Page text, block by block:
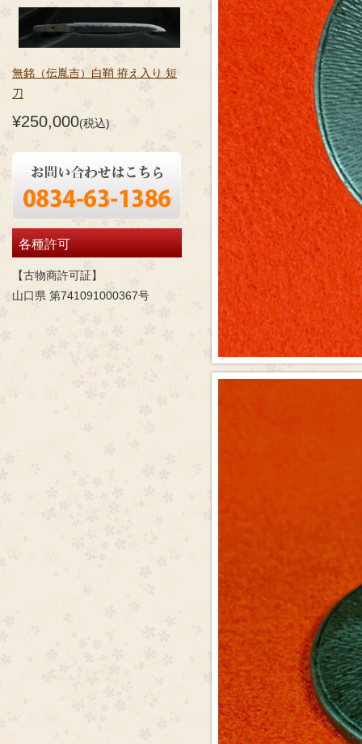
無銘（伝胤吉）白鞘 拵え入り 短
刀
¥250,000(税込)
各種許可
【古物商許可証】
山口県 第741091000367号